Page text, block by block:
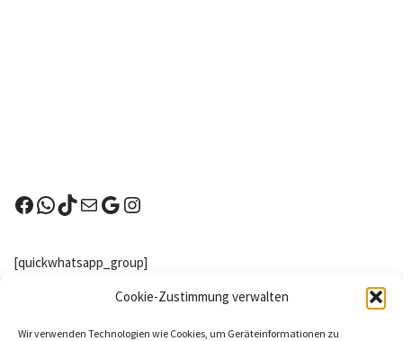
Cookie-Zustimmung verwalten
Wir verwenden Technologien wie Cookies, um Geräteinformationen zu
[quickwhatsapp_group]
Nachster Wettkampf
Kreuzau (NRW) - Highlands Games Kreuzau